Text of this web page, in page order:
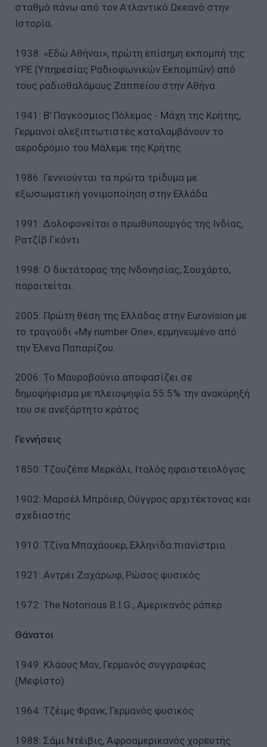
σταθμό πάνω από τον Ατλαντικό Ωκεανό στην
Ιστορία.
1938: «Εδώ Αθήναι», πρώτη επίσημη εκπομπή της
ΥΡΕ (Υπηρεσίας Ραδιοφωνικών Εκπομπών) από
τους ραδιοθαλάμους Ζαππείου στην Αθήνα.
1941: Β’ Παγκόσμιος Πόλεμος - Μάχη της Κρήτης,
Γερμανοί αλεξιπτωτιστές καταλαμβάνουν το
αεροδρόμιο του Μάλεμε της Κρήτης.
1986: Γεννιούνται τα πρώτα τρίδυμα με
εξωσωματική γονιμοποίηση στην Ελλάδα
1991: Δολοφονείται ο πρωθυπουργός της Ινδίας,
Ρατζίβ Γκάντι
1998: Ο δικτάτορας της Ινδονησίας, Σουχάρτο,
παραιτείται.
2005: Πρώτη θέση της Ελλάδας στην Eurovision με
το τραγούδι «My number One», ερμηνευμένο από
την Έλενα Παπαρίζου.
2006: Το Μαυροβούνιο αποφασίζει σε
δημοψήφισμα με πλειοψηφία 55.5% την ανακύρηξή
του σε ανεξάρτητο κράτος
Γεννήσεις
1850: Τζουζέπε Μερκάλι, Ιταλός ηφαιστειολόγος
1902: Μαρσέλ Μπρόιερ, Ούγγρος αρχιτέκτονας και
σχεδιαστής
1910: Τζίνα Μπαχάουερ, Ελληνίδα πιανίστρια
1921: Αντρέι Ζαχάρωφ, Ρώσος φυσικός
1972: The Notorious B.I.G., Αμερικανός ράπερ
Θάνατοι
1949: Κλάους Μαν, Γερμανός συγγραφέας
(Μεφίστο)
1964: Τζέιμς Φρανκ, Γερμανός φυσικός
1988: Σάμι Ντέιβις, Αφροαμερικανός χορευτής